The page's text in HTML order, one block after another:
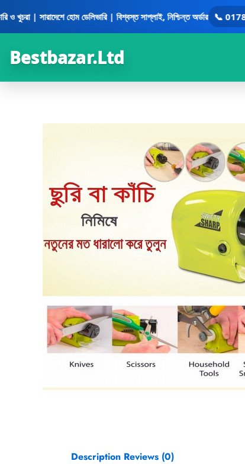
to
content
হোম ডেলিভারি | বিশ্বস্ত সাপ্লাই, নিশ্চিন্ত অর্ডার 📞 01781480158
Bestbazar.Ltd
Description Reviews (0)